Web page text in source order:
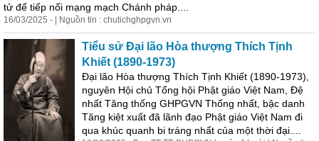
tử để tiếp nối mạng mạch Chánh pháp....
16/03/2025 - | Nguồn tin : chutichghpgvn.vn
Tiểu sử Đại lão Hòa thượng Thích Tịnh
Khiết (1890-1973)
Đại lão Hòa thượng Thích Tịnh Khiết (1890-1973),
nguyên Hội chủ Tổng hội Phật giáo Việt Nam, Đệ
nhất Tăng thống GHPGVN Thống nhất, bậc danh
Tăng kiệt xuất đã lãnh đạo Phật giáo Việt Nam đi
qua khúc quanh bi tráng nhất của một thời đại....